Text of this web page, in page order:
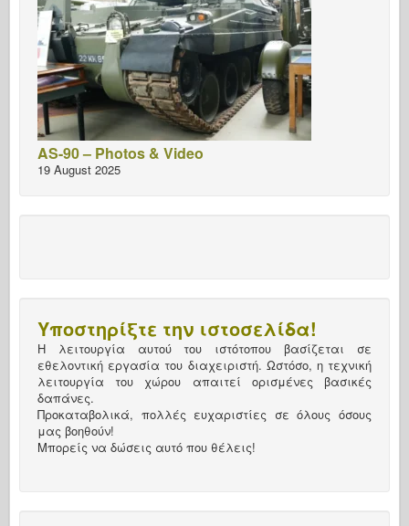
AS-90 – Photos & Video
19 August 2025
Υποστηρίξτε την ιστοσελίδα!
Η λειτουργία αυτού του ιστότοπου βασίζεται σε
εθελοντική εργασία του διαχειριστή. Ωστόσο, η τεχνική
λειτουργία του χώρου απαιτεί ορισμένες βασικές
δαπάνες.
Προκαταβολικά, πολλές ευχαριστίες σε όλους όσους
μας βοηθούν!
Μπορείς να δώσεις αυτό που θέλεις!